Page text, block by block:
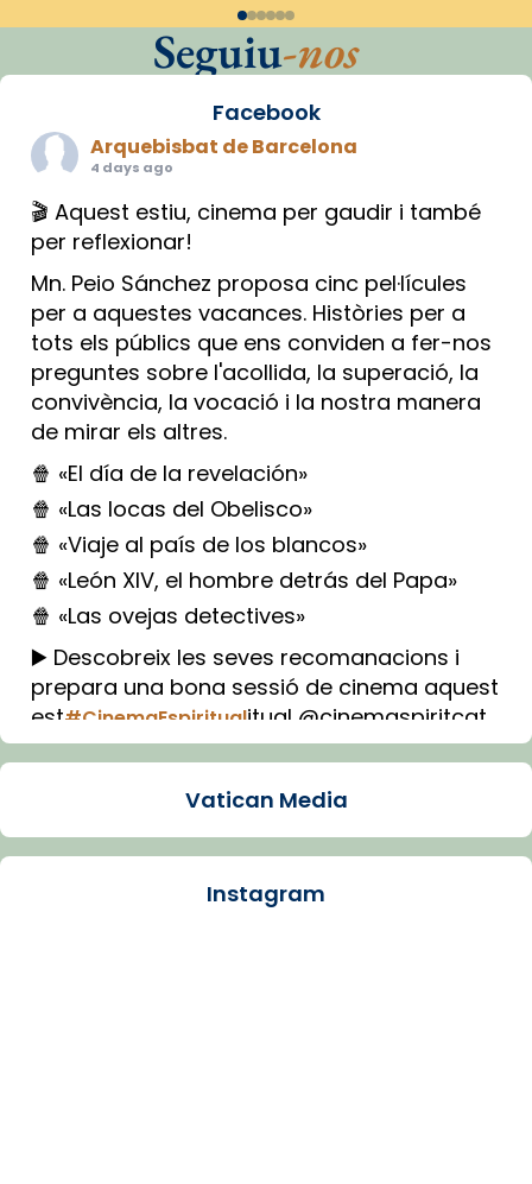
Seguiu-nos
Facebook
Arquebisbat de Barcelona
4 days ago
🎬 Aquest estiu, cinema per gaudir i també
per reflexionar!
Mn. Peio Sánchez proposa cinc pel·lícules
per a aquestes vacances. Històries per a
tots els públics que ens conviden a fer-nos
preguntes sobre l'acollida, la superació, la
convivència, la vocació i la nostra manera
de mirar els altres.
🍿 «El día de la revelación»
🍿 «Las locas del Obelisco»
🍿 «Viaje al país de los blancos»
🍿 «León XIV, el hombre detrás del Papa»
🍿 «Las ovejas detectives»
▶️ Descobreix les seves recomanacions i
prepara una bona sessió de cinema aquest
est#CinemaEspiritualitual @cinemaspiritcat
Imatge: Generada amb IA (OpenAI)
Arquebisbat de Barcelona
Vatican Media
Instagram